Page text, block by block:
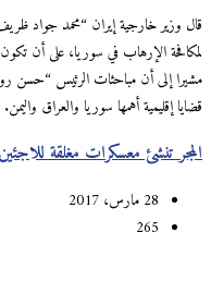
قال وزير خارجية إيران “محمد جواد
لمكافحة الإرهاب في سوريا، على أن
مشيرا إلى أن مباحثات الرئيس “حسن
قضايا إقليمية أهمها سوريا والعراق
المجر تنشئ معسكرات مغلقة للاجئين
28 مارس، 2017
265